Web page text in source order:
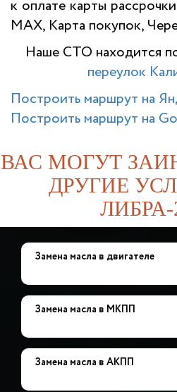
к оплате карты
MAX, Карта покупок,
Наше СТО находится
переулок
Построить маршрут на
Построить маршрут на
ВАС МОГУТ
ДРУГИЕ
ЛИБРА-
Замена масла в двигателе
Замена масла в МКПП
Замена масла в АКПП